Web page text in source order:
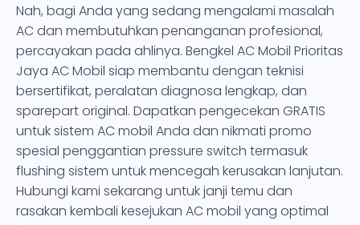
Nah, bagi Anda yang sedang mengalami masalah
AC dan membutuhkan penanganan profesional,
percayakan pada ahlinya. Bengkel AC Mobil Prioritas
Jaya AC Mobil siap membantu dengan teknisi
bersertifikat, peralatan diagnosa lengkap, dan
sparepart original. Dapatkan pengecekan GRATIS
untuk sistem AC mobil Anda dan nikmati promo
spesial penggantian pressure switch termasuk
flushing sistem untuk mencegah kerusakan lanjutan.
Hubungi kami sekarang untuk janji temu dan
rasakan kembali kesejukan AC mobil yang optimal